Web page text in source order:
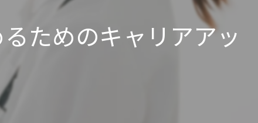
休日120日以上
栄養士
ためのキャリアアッ